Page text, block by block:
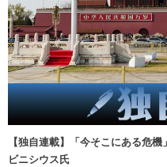
【独自連載】「今そこにある危
ビニシウス氏